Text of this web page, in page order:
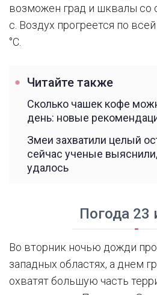
возможен град и шквалы со
с. Воздух прогреется по
°С.
Читайте также
Сколько чашек кофе
день: новые
Змеи захватили целый
сейчас ученые
удалось
Погода 23
Во вторник ночью дожди
западных областях, а днем
охватят большую часть